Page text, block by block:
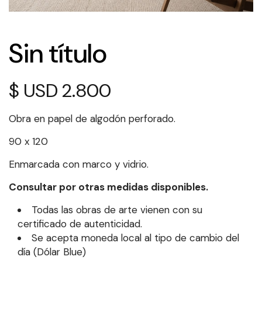
Sin título
$ 2.800
Obra en papel de algodón perforado.
90 x 120
Enmarcada con marco y vidrio.
Consultar por otras medidas disponibles.
Todas las obras de arte vienen con su
certificado de autenticidad.
Se acepta moneda local al tipo de cambio del
día (Dólar Blue)